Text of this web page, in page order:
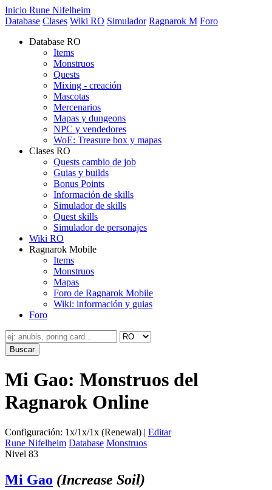
Inicio Rune Nifelheim
Database Clases Wiki RO Simulador Ragnarok M Foro
Database RO
Items
Monstruos
Quests
Mixing - creación
Mascotas
Mercenarios
Mapas y dungeons
NPC y vendedores
WoE: Treasure box y mapas
Clases RO
Quests cambio de job
Guias y builds
Bonus Points
Información de skills
Simulador de skills
Quest skills
Simulador de personajes
Wiki RO
Ragnarok Mobile
Items
Monstruos
Mapas
Foro de Ragnarok Mobile
Wiki: información y guias
Foro
Mi Gao: Monstruos del
Ragnarok Online
Configuración: 1x/1x/1x (Renewal) | Editar
Rune Nifelheim Database Monstruos
Nivel 83
Mi Gao (Increase Soil)